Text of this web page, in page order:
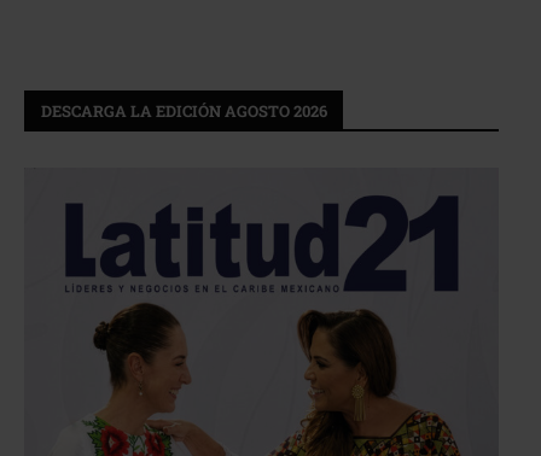
DESCARGA LA EDICIÓN AGOSTO 2026